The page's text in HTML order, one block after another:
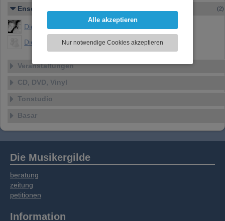
Funktionen für soziale Medien anbieten zu
zu analysieren. Dabei werden ggf.
Informationen zu Ihrer Verwendung unserer
soziale Medien, Werbung und Analysen
Informationen möglicherweise mit weiteren
Daten zusammen, die Sie bereitgestellt haben
Alle akzeptieren
Nur notwendige Cookies akzeptieren
Ensembles (2)
Die Dolen
Die Dolen das Duo
Veranstaltungen
CD, DVD, Vinyl
Tonstudio
Basar
Die Musikergilde
beratung
zeitung
petitionen
Information